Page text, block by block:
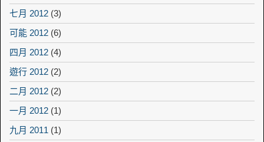
七月 2012 (3)
可能 2012 (6)
四月 2012 (4)
遊行 2012 (2)
二月 2012 (2)
一月 2012 (1)
九月 2011 (1)